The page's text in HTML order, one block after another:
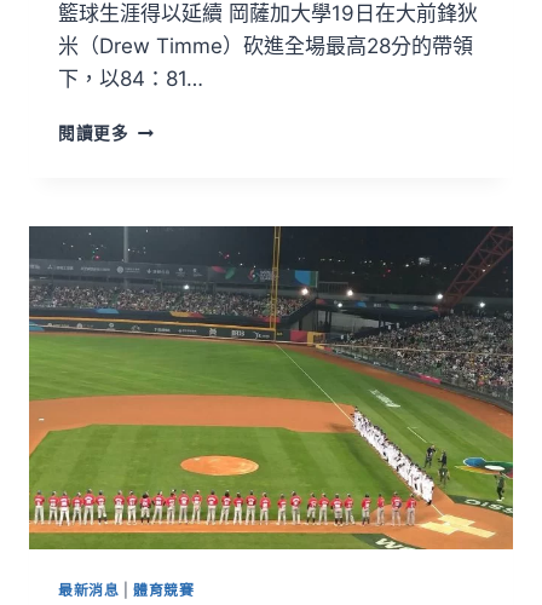
籃球生涯得以延續 岡薩加大學19日在大前鋒狄
米（Drew Timme）砍進全場最高28分的帶領
下，以84：81…
閱讀更多
最新消息 |體育競賽